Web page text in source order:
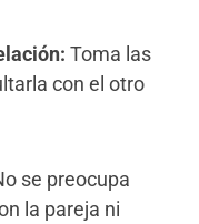
Toma las
con el otro
se preocupa
la pareja ni